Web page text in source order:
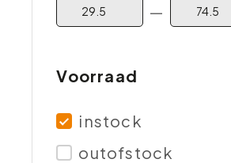
—
Voorraad
instock
outofstock